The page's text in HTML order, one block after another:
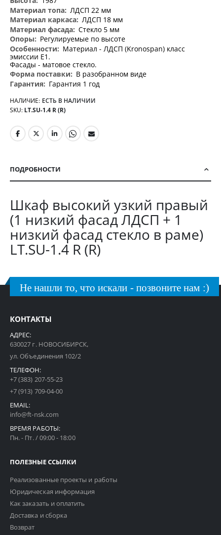
ЛДСП 22 мм
ЛДСП 18 мм
Стекло 5 мм
Регулируемые по высоте
Материал - ЛДСП (Kronospan) класс
эмиссии Е1.
Фасады - матовое стекло.
В разобранном виде
Гарантия 1 год
НАЛИЧИЕ: ЕСТЬ В НАЛИЧИИ
SKU LT.SU-1.4 R (R)
ПОДРОБНОСТИ
Шкаф высокий узкий правый
(1 низкий фасад ЛДСП + 1
низкий фасад стекло в раме)
LT.SU-1.4 R (R)
Не нашли то, что искали - позвоните нам :)
КОНТАКТЫ
АДРЕС:
630027 г. НОВОСИБИРСК,
ул. Объединения 102/2
ТЕЛЕФОН:
+7 (383) 207-55-23
+7 (913) 709-04-00
EMAIL:
info@ft-nsk.com
ВРЕМЯ РАБОТЫ:
Пн. - Пт. / 09:00 - 18:00
ПОЛЕЗНЫЕ ССЫЛКИ
Реализованные проекты и работы
Юридическая информация
Как заказать и оплатить
Доставка и сборка
Возврат